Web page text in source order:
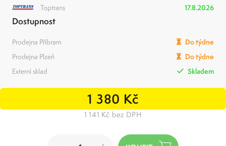
Toptrans
17.8.2026
Dostupnost
Prodejna Příbram
Do týdne
Prodejna Plzeň
Do týdne
Externí sklad
Skladem
1 380 Kč
1 141 Kč bez DPH